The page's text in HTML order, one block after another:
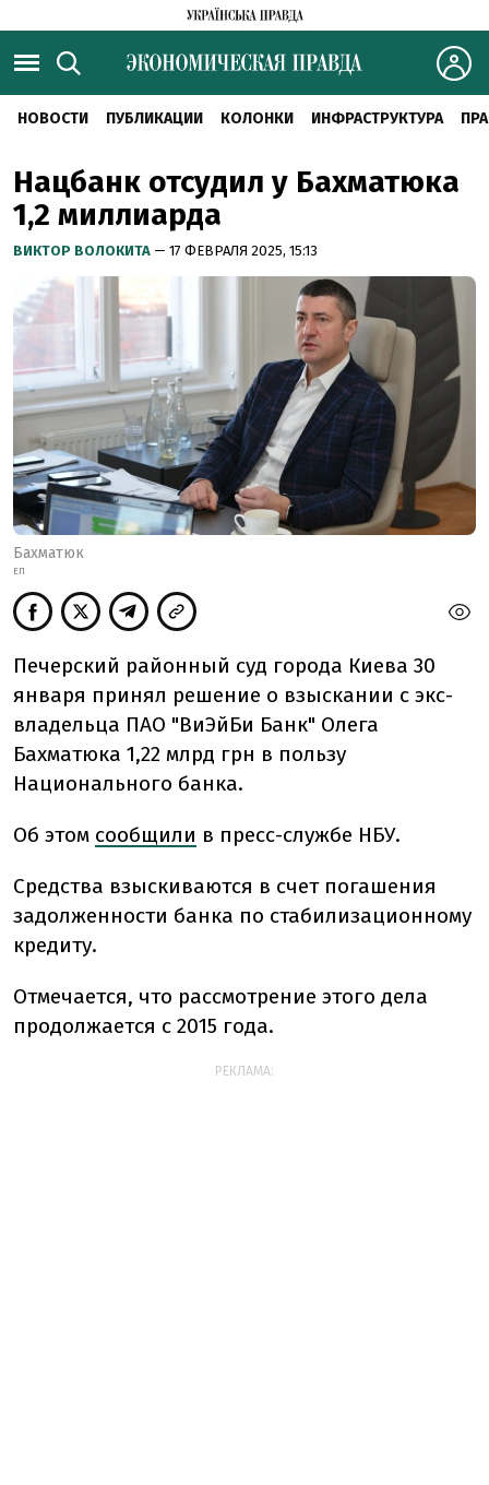
НОВОСТИ ПУБЛИКАЦИИ КОЛОНКИ ИНФРАСТРУКТУРА
Нацбанк отсудил у Бахматюка
1,2 миллиарда
ВИКТОР ВОЛОКИТА — 17 ФЕВРАЛЯ 2025, 15:13
Бахматюк
ЕП
Печерский районный суд города Киева 30
января принял решение о взыскании с экс-
владельца ПАО "ВиЭйБи Банк" Олега
Бахматюка 1,22 млрд грн в пользу
Национального банка.
Об этом сообщили в пресс-службе НБУ.
Средства взыскиваются в счет погашения
задолженности банка по стабилизационному
кредиту.
Отмечается, что рассмотрение этого дела
продолжается с 2015 года.
РЕКЛАМА: